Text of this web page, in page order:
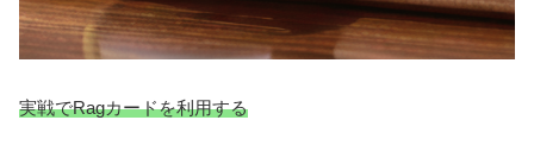
実戦でRagカードを利用する